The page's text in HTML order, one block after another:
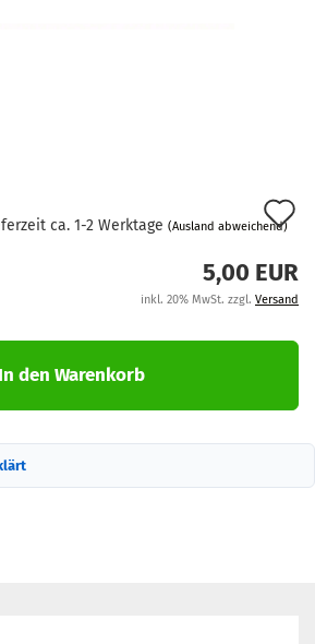
ca. 1-2 Werktage (Ausland abweichend)
5,00 EUR
inkl. 20% MwSt. zzgl. Versand
In den Warenkorb